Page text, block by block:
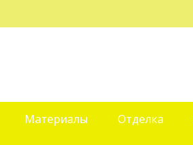
Материалы Отделка